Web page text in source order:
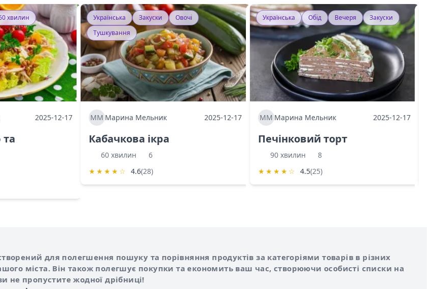
хвилин
2025-12-17
та
Українська Закуски
Овочі
Тушкування
ММ Марина Мельник 2025-12-17
Кабачкова ікра
60 хвилин
6
★ ★ ★ ★ ☆ 4.6(28)
Українська Обід Вечеря Закуски
МММарина Мельник 2025-12-17
Печінковий торт
90 хвилин
8
★ ★ ★ ★ ☆ 4.5(25)
для полегшення пошуку та порівняння продуктів за категоріями товарів в різних
міста. Він також полегшує покупки та економить ваш час, створюючи особисті списки на
не пропустите жодної дрібниці!